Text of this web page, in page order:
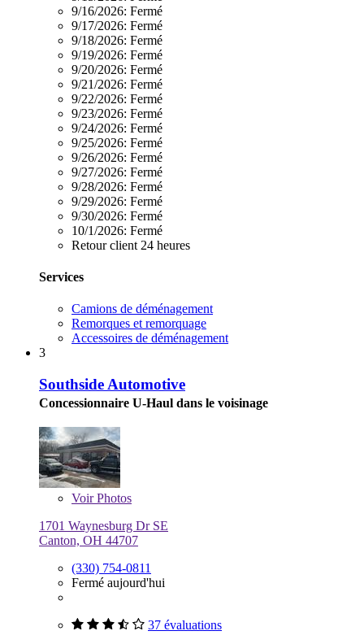
9/16/2026: Fermé
9/17/2026: Fermé
9/18/2026: Fermé
9/19/2026: Fermé
9/20/2026: Fermé
9/21/2026: Fermé
9/22/2026: Fermé
9/23/2026: Fermé
9/24/2026: Fermé
9/25/2026: Fermé
9/26/2026: Fermé
9/27/2026: Fermé
9/28/2026: Fermé
9/29/2026: Fermé
9/30/2026: Fermé
10/1/2026: Fermé
Retour client 24 heures
Services
Camions de déménagement
Remorques et remorquage
Accessoires de déménagement
3
Southside Automotive
Concessionnaire U-Haul dans le voisinage
VoirPhotos
1701 Waynesburg Dr SE
Canton, OH 44707
(330) 754-0811
Fermé aujourd'hui
37 évaluations